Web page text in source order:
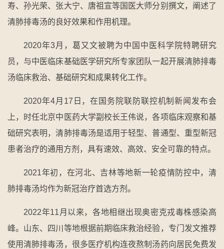
寿、孙光荣、张大宁、唐祖宣等国医大师分别撰文，阐述了
清肺排毒汤的良好效果和作用机理。
2020年3月，葛又文被聘为中国中医科学院特聘研究
员，与中医临床基础医学研究所专家团队一起开展清肺排毒
汤临床救治、基础研究和成果转化工作。
2020年4月17日，在国务院联防联控机制新闻发布会
上，时任北京中医药大学副校长王伟说，各项临床观察和基
础研究表明，清肺排毒汤是适用于轻型、普通型、重型新冠
患者治疗的通用方剂，具有速效、高效、安全可靠的特点。
2021年初，在河北、吉林等地新一轮疫情防控中，清
肺排毒汤均作为新冠治疗首选方剂。
2022年11月以来，各地相继出现奥密克戎毒株感染高
峰。山东、四川等地根据前期临床救治经验，专门发文推荐
使用清肺排毒汤，很多医疗机构连夜熬制汤药向居民免费发